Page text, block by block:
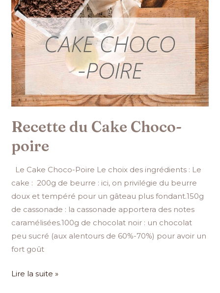
Recette du Cake Choco-
poire
Le Cake Choco-Poire Le choix des ingrédients : Le
cake : 200g de beurre : ici, on privilégie du beurre
doux et tempéré pour un gâteau plus fondant.150g
de cassonade : la cassonade apportera des notes
caramélisées.100g de chocolat noir : un chocolat
peu sucré (aux alentours de 60%-70%) pour avoir un
fort goût
Lire la suite »